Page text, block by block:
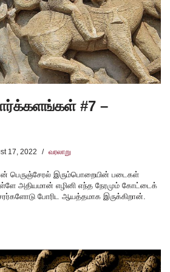
#7 –
17, 2022 வரலாறு
பெருஞ்சேரல் இரும்பொறையின் படைகள்
அதியமான் எழினி எந்த நேரமும் கோட்டைக்
போரிட ஆயத்தமாக இருக்கிறான்.